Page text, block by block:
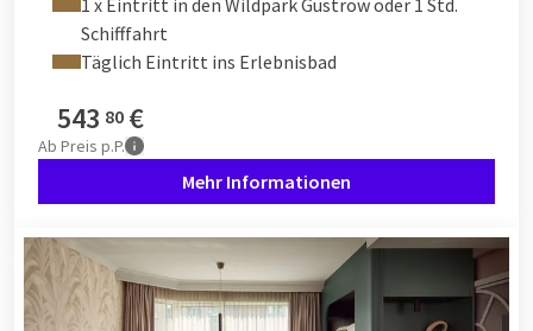
Schifffahrt
Täglich Eintritt ins Erlebnisbad
543 80 €
Ab Preis p.P.
Mehr Informationen